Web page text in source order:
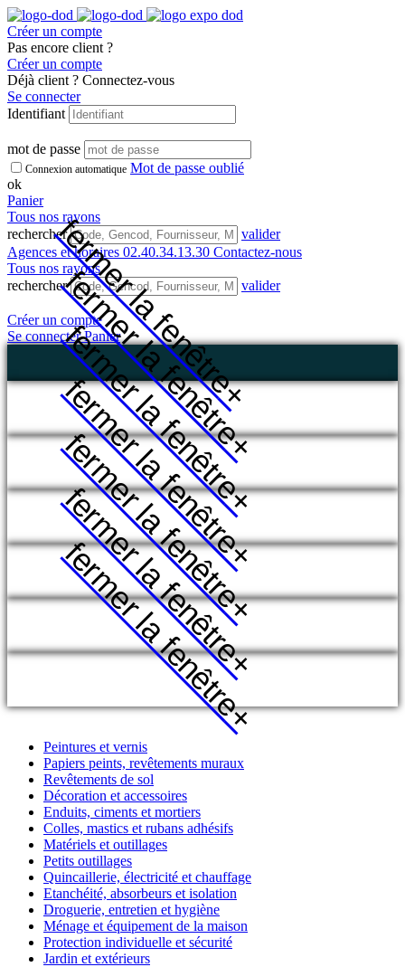
Créer un compte
Pas encore client ?
Créer un compte
Déjà client ? Connectez-vous
Se connecter
Identifiant
mot de passe
Connexion automatique Mot de passe oublié
ok
Panier
Tous nos rayons
rechercher
valider
Agences et horaires 02.40.34.13.30 Contactez-nous
Tous nos rayons
rechercher
valider
Créer un compte
Se connecterPanier
fermer la fenêtre
+
fermer la fenêtre
+
fermer la fenêtre
+
fermer la fenêtre
+
fermer la fenêtre
+
fermer la fenêtre
+
fermer la fenêtre
+
Peintures et vernis
Papiers peints, revêtements muraux
Revêtements de sol
Décoration et accessoires
Enduits, ciments et mortiers
Colles, mastics et rubans adhésifs
Matériels et outillages
Petits outillages
Quincaillerie, électricité et chauffage
Etanchéité, absorbeurs et isolation
Droguerie, entretien et hygiène
Ménage et équipement de la maison
Protection individuelle et sécurité
Jardin et extérieurs